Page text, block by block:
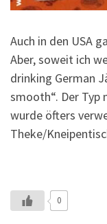
Auch in den USA
Aber, soweit ich
drinking German
smooth“. Der
wurde öfters
Theke/
0